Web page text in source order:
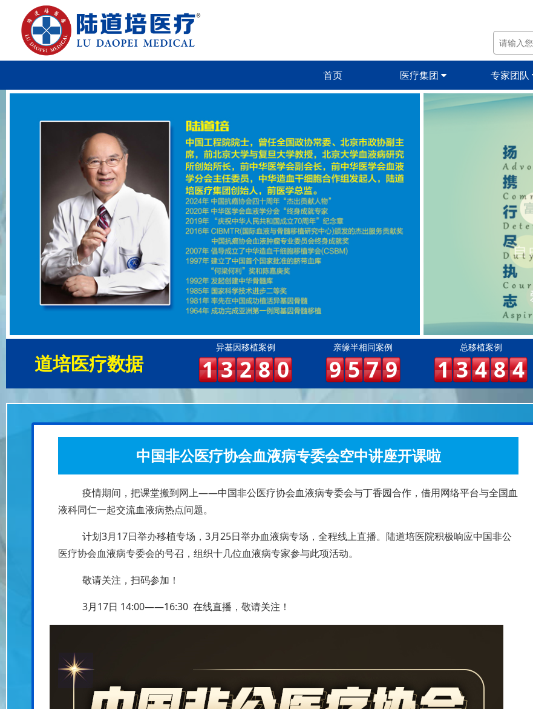
首页 医疗集团 专家团队
道培医疗数据
异基因移植案例
1 3 2 8 0
亲缘半相同案例
9 5 7 9
总移植案例
1 3 4 8 4
中国非公医疗协会血液病专委会空中讲座开课啦
疫情期间，把课堂搬到网上——中国非公医疗协会血液病专委会与丁香园合作，借用网络平台与全国血
液科同仁一起交流血液病热点问题。
计划3月17日举办移植专场，3月25日举办血液病专场，全程线上直播。陆道培医院积极响应中国非公
医疗协会血液病专委会的号召，组织十几位血液病专家参与此项活动。
敬请关注，扫码参加！
3月17日 14:00——16:30 在线直播，敬请关注！